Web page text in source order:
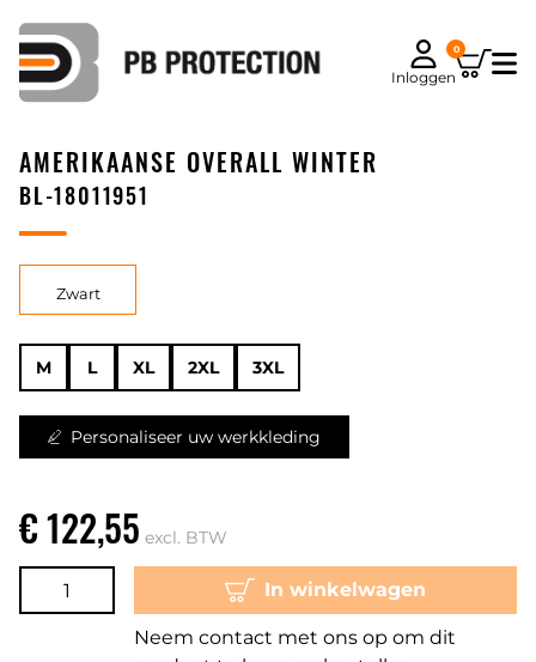
Inloggen
0
AMERIKAANSE OVERALL WINTER
BL-18011951
Zwart
M L XL 2XL 3XL
Personaliseer uw werkkleding
€ 122,55 excl. BTW
In winkelwagen
Neem contact met ons op om dit